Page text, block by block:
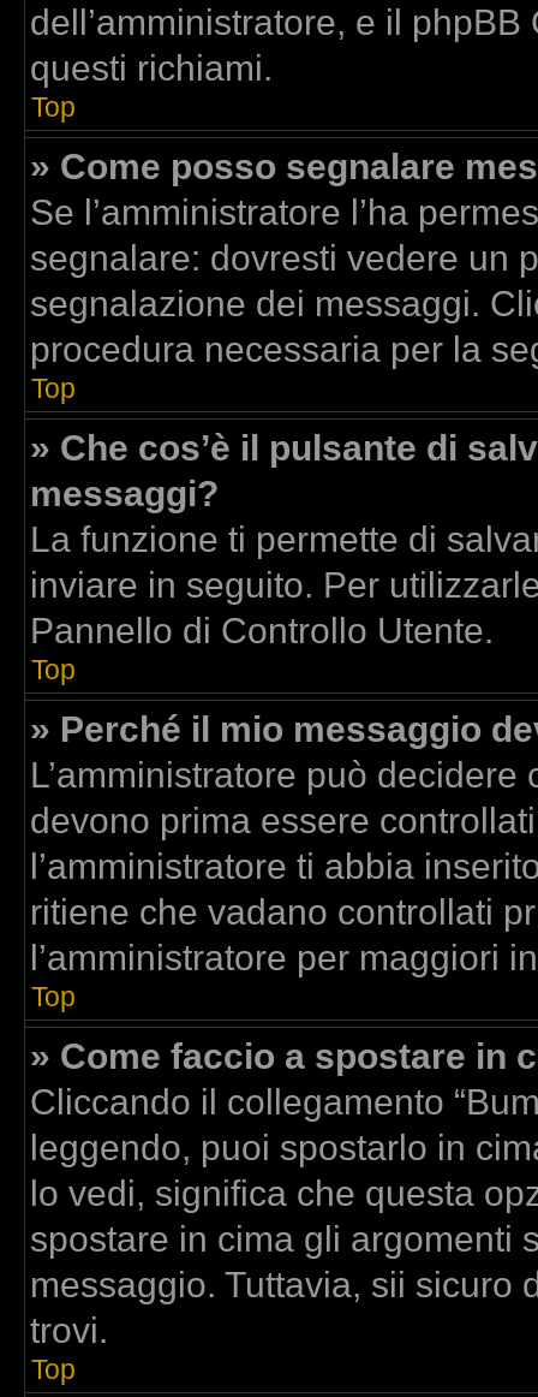
dell’amministratore, e il
questi richiami.
Top
» Come posso segnalare
Se l’amministratore l’ha
segnalare: dovresti vedere un
segnalazione dei messaggi.
procedura necessaria per la
Top
» Che cos’è il pulsante di
messaggi?
La funzione ti permette di
inviare in seguito. Per
Pannello di Controllo Utente.
Top
» Perché il mio messaggio
L’amministratore può
devono prima essere
l’amministratore ti abbia
ritiene che vadano controllati
l’amministratore per maggiori
Top
» Come faccio a spostare in
Cliccando il collegamento
leggendo, puoi spostarlo in
lo vedi, significa che questa
spostare in cima gli argomenti
messaggio. Tuttavia, sii sicuro
trovi.
Top